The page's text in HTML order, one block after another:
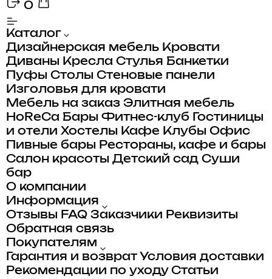
0
Каталог
Дизайнерская мебель Кровати
Диваны Кресла Стулья Банкетки
Пуфы Столы Стеновые панели
Изголовья для кровати
Мебель на заказ Элитная мебель
HoReCa Бары Фитнес-клуб
Гостиницы
и отели Хостелы Кафе Клубы Офис
Пивные бары Рестораны, кафе и бары
Салон красоты Детский сад Суши
бар
О компании
Информация
Отзывы FAQ Заказчики Реквизиты
Обратная связь
Покупателям
Гарантия и возврат Условия доставки
Рекомендации по уходу Статьи